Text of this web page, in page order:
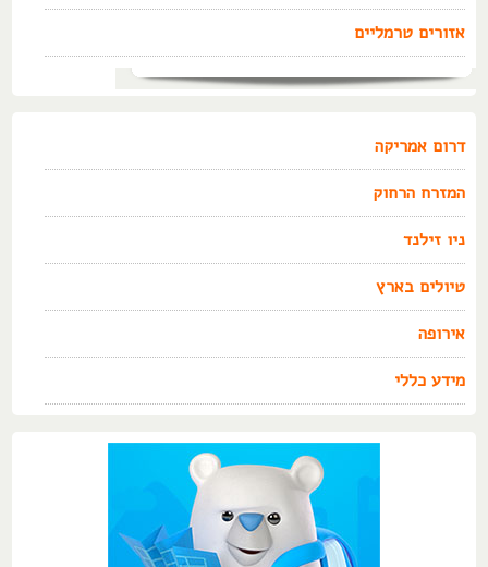
אזורים טרמליים
דרום אמריקה
המזרח הרחוק
ניו זילנד
טיולים בארץ
אירופה
מידע כללי